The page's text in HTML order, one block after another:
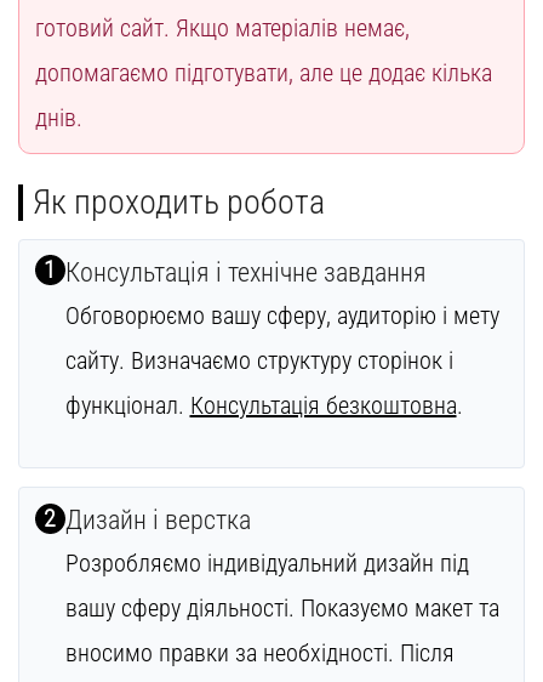
готовий сайт. Якщо матеріалів немає,
допомагаємо підготувати, але це додає кілька
днів.
Як проходить робота
1 Консультація і технічне завдання
Обговорюємо вашу сферу, аудиторію і мету
сайту. Визначаємо структуру сторінок і
функціонал. Консультація безкоштовна.
2 Дизайн і верстка
Розробляємо індивідуальний дизайн під
вашу сферу діяльності. Показуємо макет та
вносимо правки за необхідності. Після